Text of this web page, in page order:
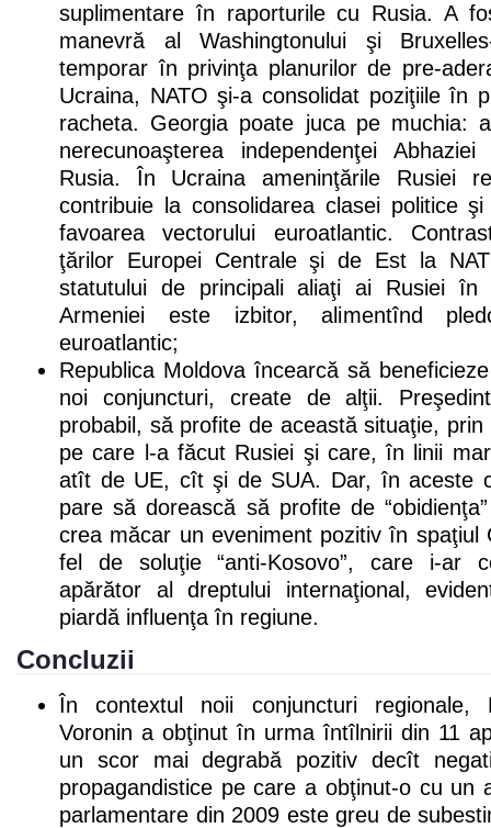
suplimentare în raporturile cu Rusia. A
manevră al Washingtonului şi
temporar în privinţa planurilor de pre-
Ucraina, NATO şi-a consolidat poziţiile în
racheta. Georgia poate juca pe muchia:
nerecunoaşterea independenţei
Rusia. În Ucraina ameninţările Rusiei
contribuie la consolidarea clasei politice
favoarea vectorului euroatlantic.
ţărilor Europei Centrale şi de Est la
statutului de principali aliaţi ai Rusiei în
Armeniei este izbitor, alimentînd
euroatlantic;
Republica Moldova încearcă să
noi conjuncturi, create de alţii.
probabil, să profite de această situaţie,
pe care l-a făcut Rusiei şi care, în linii
atît de UE, cît şi de SUA. Dar, în aceste
pare să dorească să profite de
crea măcar un eveniment pozitiv în
fel de soluţie “anti-Kosovo”, care i-ar
apărător al dreptului internaţional,
piardă influenţa în regiune.
Concluzii
În contextul noii conjuncturi regionale,
Voronin a obţinut în urma întîlnirii din 11
un scor mai degrabă pozitiv decît
propagandistice pe care a obţinut-o cu un
parlamentare din 2009 este greu de